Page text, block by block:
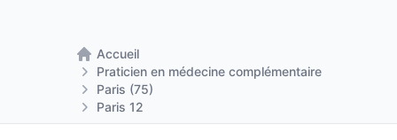
Accueil
Retour à la page d'accueil
Praticien en médecine complémentaire
Paris (75)
Paris 12